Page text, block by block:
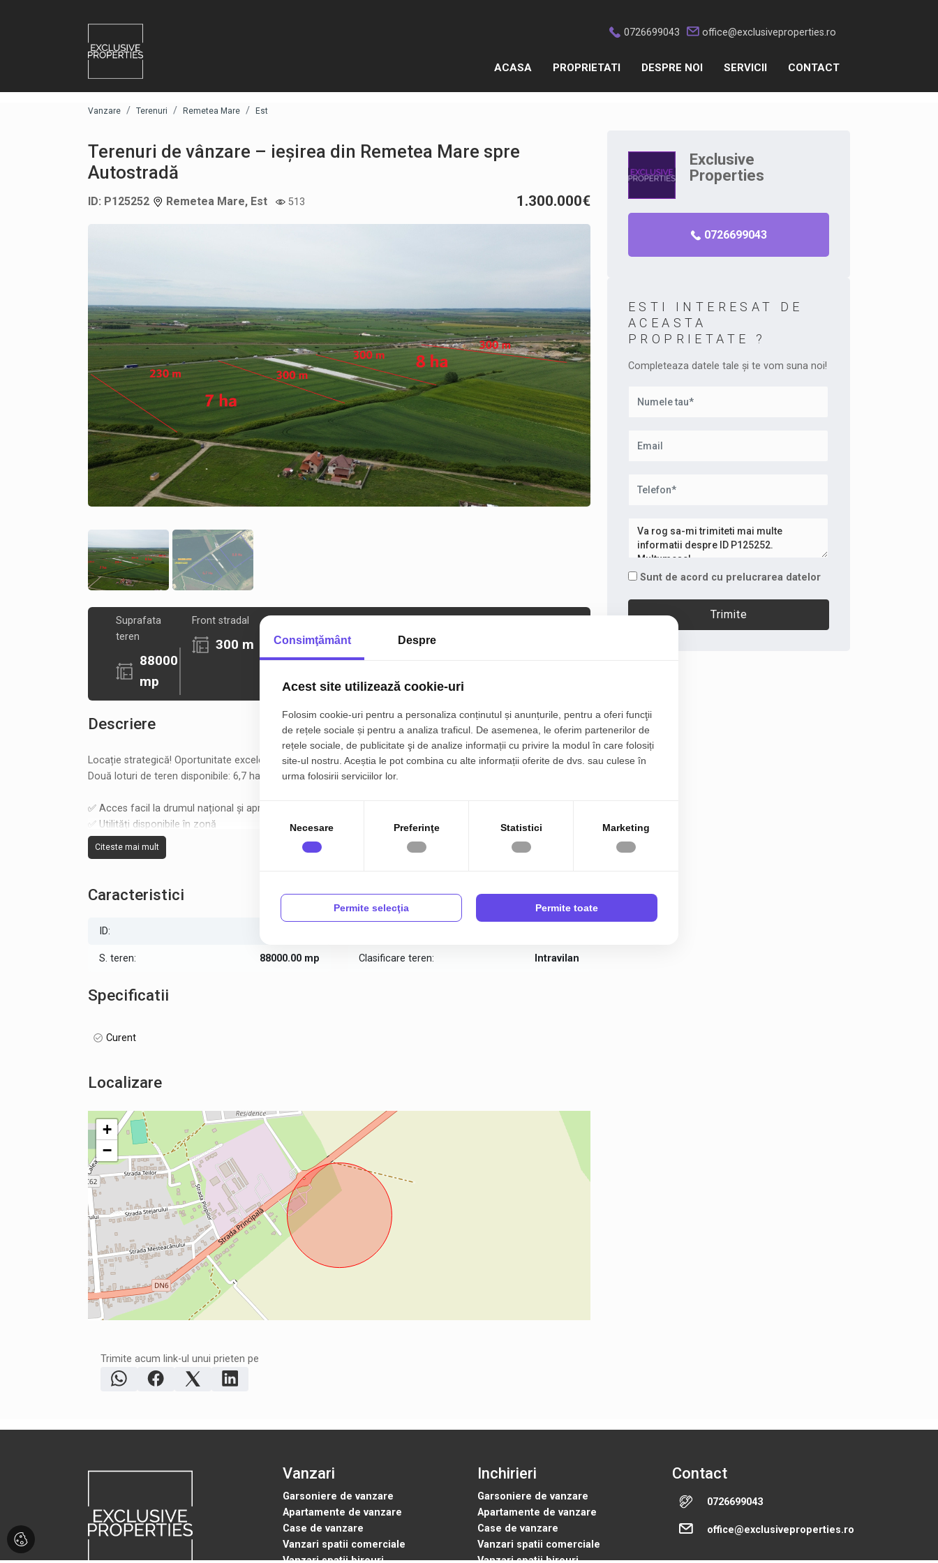
0726699043 office@exclusiveproperties.ro
ACASA PROPRIETATI DESPRE NOI SERVICII CONTACT
Vanzare Terenuri Remetea Mare Est
Terenuri de vânzare – ieșirea din Remetea Mare spre
Autostradă
ID: P125252 Remetea Mare, Est 513 1.300.000€
Suprafata
teren
88000
mp
Front stradal
300 m
Descriere
Locație strategică! Oportunitate excelentă de investiție
Două loturi de teren disponibile: 6,7 ha și 8,8 ha, cu deschideri generoase de 200 m și 300 m.
✅ Acces facil la drumul național și aproape de autostradă
✅ Utilități disponibile în zonă
✅ Posibilitate de achiziție a unor loturi compacte, adaptate nevoilor tale
Citeste mai mult
Caracteristici
ID:
S. teren: 88000.00 mp Clasificare teren: Intravilan
Specificatii
Curent
Localizare
+
−
Exclusive
Properties
0726699043
ESTI INTERESAT DE
ACEASTA
PROPRIETATE ?
Completeaza datele tale și te vom suna noi!
Sunt de acord cu prelucrarea datelor
Trimite acum link-ul unui prieten pe
Apartamente de vanzare
Case de vanzare
Vanzari spatii comerciale
Vanzari spatii birouri
Apartamente de vanzare
Case de vanzare
Vanzari spatii comerciale
Vanzari spatii birouri
Consimţământ Despre
Acest site utilizează cookie-uri
Folosim cookie-uri pentru a personaliza conținutul și anunțurile, pentru a oferi funcţii
de rețele sociale și pentru a analiza traficul. De asemenea, le oferim partenerilor de
rețele sociale, de publicitate şi de analize informații cu privire la modul în care folosiți
site-ul nostru. Aceștia le pot combina cu alte informații oferite de dvs. sau culese în
urma folosirii serviciilor lor.
Necesare Preferinţe Statistici Marketing
Permite selecţia Permite toate